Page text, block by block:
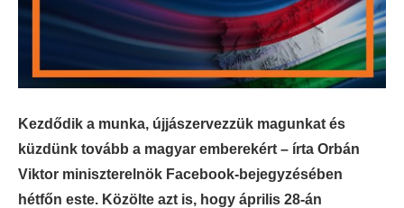
Kezdődik a munka, újjászervezzük magunkat és
küzdünk tovább a magyar emberekért – írta Orbán
Viktor miniszterelnök Facebook-bejegyzésében
hétfőn este. Közölte azt is, hogy április 28-án